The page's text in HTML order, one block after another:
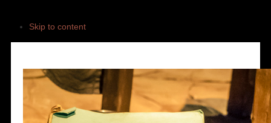
Skip to content